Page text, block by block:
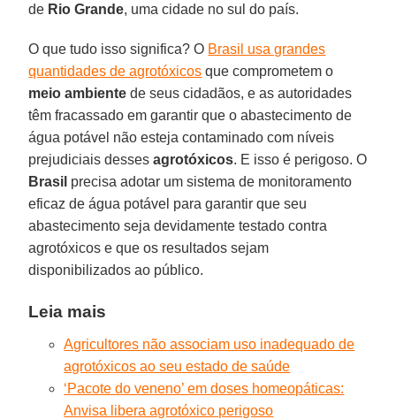
de Rio Grande, uma cidade no sul do país.
O que tudo isso significa? O Brasil usa grandes
quantidades de agrotóxicos que comprometem o
meio ambiente de seus cidadãos, e as autoridades
têm fracassado em garantir que o abastecimento de
água potável não esteja contaminado com níveis
prejudiciais dessesagrotóxicos. E isso é perigoso. O
Brasil precisa adotar um sistema de monitoramento
eficaz de água potável para garantir que seu
abastecimento seja devidamente testado contra
agrotóxicos e que os resultados sejam
disponibilizados ao público.
Leia mais
Agricultores não associam uso inadequado de
agrotóxicos ao seu estado de saúde
‘Pacote do veneno’ em doses homeopáticas:
Anvisa libera agrotóxico perigoso